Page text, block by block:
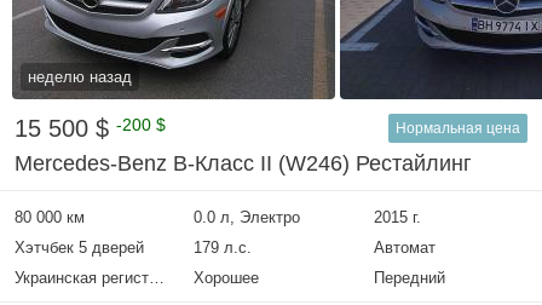
неделю назад
15 500 $ -200 $ Нормальная цена
Mercedes-Benz B-Класс II (W246) Рестайлинг
80 000 км 0.0 л, Электро
2015 г.
Хэтчбек 5 дверей
179 л.с.
Автомат
Украинская регистрация
Хорошее Передний